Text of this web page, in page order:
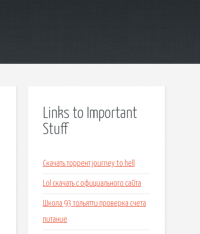
Links to Important
Stuff
Скачать торрент journey to hell
Lol скачать с официального сайта
Школа 93 тольятти проверка счета
питание